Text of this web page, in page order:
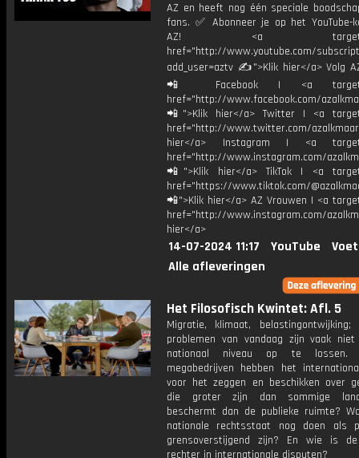
AZ en heeft nog één speciale
fans. ✅ Abonneer je op het YouTube-
AZ! <a
href="http://www.youtube.com/
add_user=aztv ✍">Klik hier</a> Volg
📲 Facebook | <a
href="http://www.facebook.com/
📲">Klik hier</a> Twitter | <a
href="http://www.twitter.com/
hier</a> Instagram | <a
href="http://www.instagram.com/
📲">Klik hier</a> TikTok | <a
href="https://www.tiktok.com/
📲">Klik hier</a> AZ Vrouwen | <a
href="http://www.instagram.com/
hier</a>
14-07-2024 11:17 YouTube
Alle afleveringen
Het Filosofisch Kwintet: Afl. 5
Migratie, klimaat,
problemen van vandaag zijn vaak
nationaal niveau op te lossen.
megabedrijven hebben het
voor het zeggen en beschikken over
die groter zijn dan sommige
beschermt dan de publieke ruimte?
nationale rechtsstaat nog doen als
grensoverstijgend zijn? En wie is
rechter in internationale disputen?